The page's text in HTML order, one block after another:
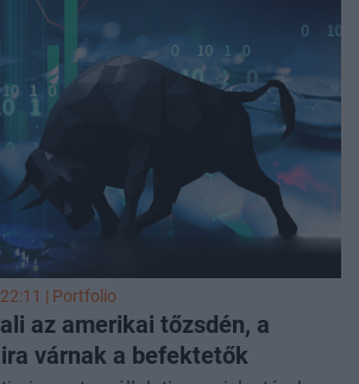
| Portfolio
az amerikai tőzsdén, a
várnak a befektetők